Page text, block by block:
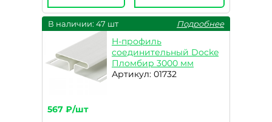
В наличии: 47 шт Подробнее
H-профиль
соединительный Docke
Пломбир 3000 мм
Артикул: 01732
567 ₽/шт